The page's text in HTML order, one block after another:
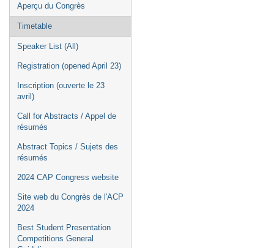
Aperçu du Congrès
Timetable
Speaker List (All)
Registration (opened April 23)
Inscription (ouverte le 23
avril)
Call for Abstracts / Appel de
résumés
Abstract Topics / Sujets des
résumés
2024 CAP Congress website
Site web du Congrès de l'ACP
2024
Best Student Presentation
Competitions General